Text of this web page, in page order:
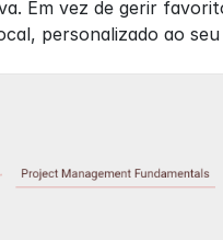
Em vez de gerir
personalizado ao